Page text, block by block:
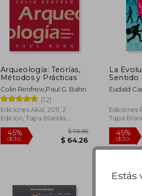
45%
dcto.
Arqueología: Teorías,
Métodos y Prácticas
Colin Renfrew,Paul G. Bahn
(12)
Ediciones Akal, 2011, 2
Edición, Tapa Blanda,
Nuevo
La
Sentido
Eudald
Ediciones
Tapa
Estás